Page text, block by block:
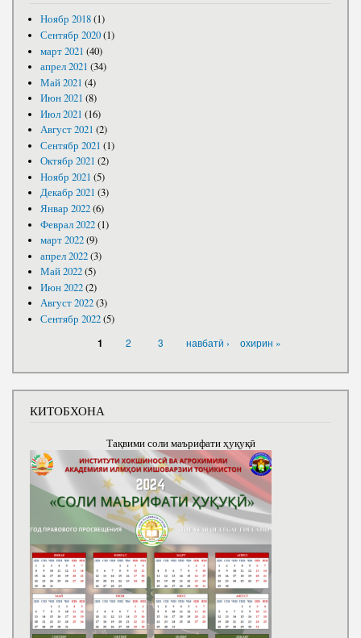
Ноябр 2018(1)
Сентябр 2020(1)
март 2021 (40)
апрел 2021 (34)
Май 2021 (4)
Июн 2021 (8)
Июл 2021 (16)
Август 2021 (2)
Сентябр 2021 (1)
Октябр 2021 (2)
Ноябр 2021 (5)
Декабр 2021 (3)
Январ 2022(6)
Феврал 2022(1)
март 2022(9)
апрел 2022(3)
Май 2022(5)
Июн 2022(2)
Август 2022(3)
Сентябр 2022(5)
1 2 3 навбатӣ › охирин »
КИТОБХОНА
Тақвими соли маърифати ҳуқуқӣ